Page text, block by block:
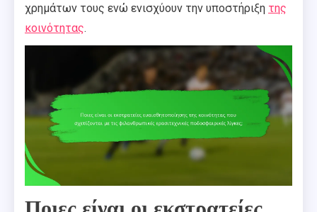
χρημάτων τους ενώ ενισχύουν την υποστήριξη της
κοινότητας.